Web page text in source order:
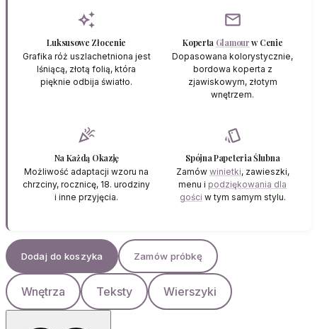
auto_awesome
Luksusowe Złocenie
Grafika róż uszlachetniona jest
lśniącą, złotą folią, która
pięknie odbija światło.
mail
Koperta Glamourw Cenie
Dopasowana kolorystycznie,
bordowa koperta z
zjawiskowym, złotym
wnętrzem.
celebration
Na Każdą Okazję
Możliwość adaptacji wzoru na
chrzciny, rocznicę, 18. urodziny
i inne przyjęcia.
style
Spójna Papeteria Ślubna
Zamów winietki, zawieszki,
menu i podziękowania dla
gości w tym samym stylu.
Dodaj do koszyka Zamów próbkę
Wnętrza Teksty Wierszyki